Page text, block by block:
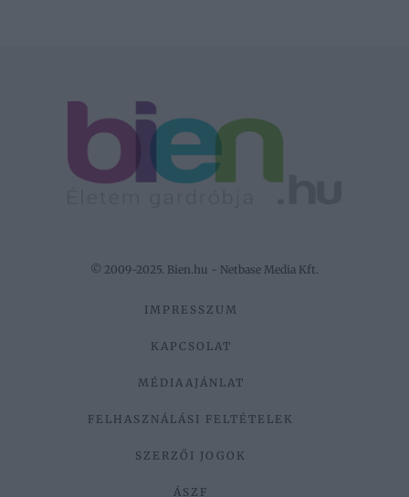
© 2009-2025. Bien.hu - Netbase Media Kft.
IMPRESSZUM
KAPCSOLAT
MÉDIAAJÁNLAT
FELHASZNÁLÁSI FELTÉTELEK
SZERZŐI JOGOK
ÁSZF